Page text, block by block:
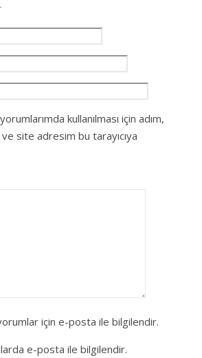
kullanılması için adım,
site adresim bu tarayıcıya
için e-posta ile bilgilendir.
e-posta ile bilgilendir.